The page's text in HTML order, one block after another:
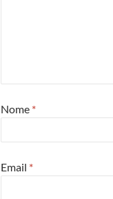
Nome *
Email *